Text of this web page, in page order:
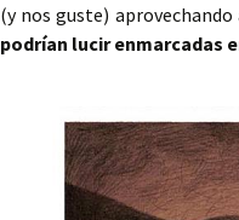
(y nos guste)
podrían lucir enmarcadas